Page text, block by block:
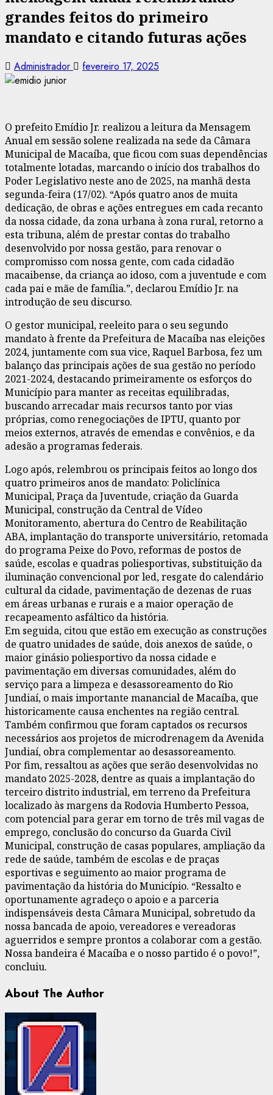
grandes feitos do primeiro
mandato e citando futuras ações
Administrador fevereiro 17, 2025
O prefeito Emídio Jr. realizou a leitura da Mensagem
Anual em sessão solene realizada na sede da Câmara
Municipal de Macaíba, que ficou com suas dependências
totalmente lotadas, marcando o início dos trabalhos do
Poder Legislativo neste ano de 2025, na manhã desta
segunda-feira (17/02). “Após quatro anos de muita
dedicação, de obras e ações entregues em cada recanto
da nossa cidade, da zona urbana à zona rural, retorno a
esta tribuna, além de prestar contas do trabalho
desenvolvido por nossa gestão, para renovar o
compromisso com nossa gente, com cada cidadão
macaibense, da criança ao idoso, com a juventude e com
cada pai e mãe de família.”, declarou Emídio Jr. na
introdução de seu discurso.
O gestor municipal, reeleito para o seu segundo
mandato à frente da Prefeitura de Macaíba nas eleições
2024, juntamente com sua vice, Raquel Barbosa, fez um
balanço das principais ações de sua gestão no período
2021-2024, destacando primeiramente os esforços do
Município para manter as receitas equilibradas,
buscando arrecadar mais recursos tanto por vias
próprias, como renegociações de IPTU, quanto por
meios externos, através de emendas e convênios, e da
adesão a programas federais.
Logo após, relembrou os principais feitos ao longo dos
quatro primeiros anos de mandato: Policlínica
Municipal, Praça da Juventude, criação da Guarda
Municipal, construção da Central de Vídeo
Monitoramento, abertura do Centro de Reabilitação
ABA, implantação do transporte universitário, retomada
do programa Peixe do Povo, reformas de postos de
saúde, escolas e quadras poliesportivas, substituição da
iluminação convencional por led, resgate do calendário
cultural da cidade, pavimentação de dezenas de ruas
em áreas urbanas e rurais e a maior operação de
recapeamento asfáltico da história.
Em seguida, citou que estão em execução as construções
de quatro unidades de saúde, dois anexos de saúde, o
maior ginásio poliesportivo da nossa cidade e
pavimentação em diversas comunidades, além do
serviço para a limpeza e desassoreamento do Rio
Jundiaí, o mais importante manancial de Macaíba, que
historicamente causa enchentes na região central.
Também confirmou que foram captados os recursos
necessários aos projetos de microdrenagem da Avenida
Jundiaí, obra complementar ao desassoreamento.
Por fim, ressaltou as ações que serão desenvolvidas no
mandato 2025-2028, dentre as quais a implantação do
terceiro distrito industrial, em terreno da Prefeitura
localizado às margens da Rodovia Humberto Pessoa,
com potencial para gerar em torno de três mil vagas de
emprego, conclusão do concurso da Guarda Civil
Municipal, construção de casas populares, ampliação da
rede de saúde, também de escolas e de praças
esportivas e seguimento ao maior programa de
pavimentação da história do Município. “Ressalto e
oportunamente agradeço o apoio e a parceria
indispensáveis desta Câmara Municipal, sobretudo da
nossa bancada de apoio, vereadores e vereadoras
aguerridos e sempre prontos a colaborar com a gestão.
Nossa bandeira é Macaíba e o nosso partido é o povo!”,
concluiu.
About The Author